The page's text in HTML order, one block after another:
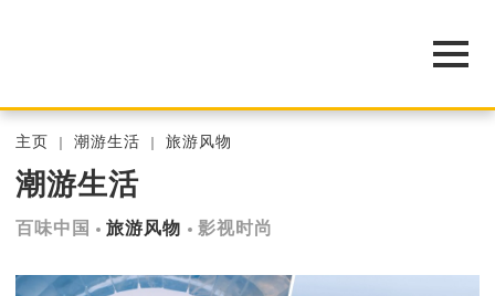
主页 潮游生活 旅游风物
潮游生活
百味中国 旅游风物 影视时尚